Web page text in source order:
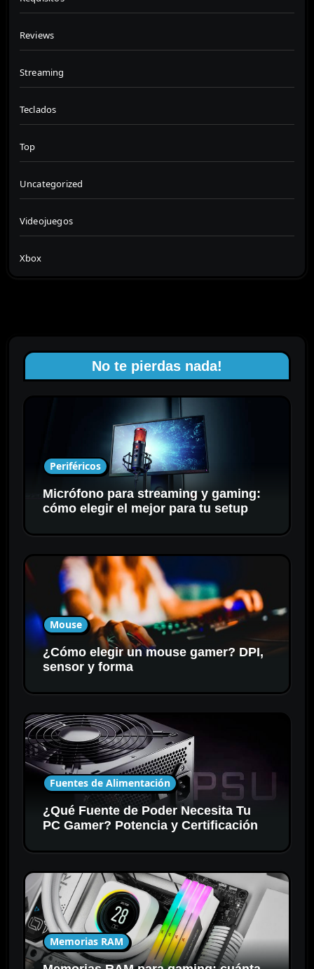
Reviews
Streaming
Teclados
Top
Uncategorized
Videojuegos
Xbox
No te pierdas nada!
Periféricos
Micrófono para streaming y gaming:
cómo elegir el mejor para tu setup
Mouse
¿Cómo elegir un mouse gamer? DPI,
sensor y forma
Fuentes de Alimentación
¿Qué Fuente de Poder Necesita Tu
PC Gamer? Potencia y Certificación
Memorias RAM